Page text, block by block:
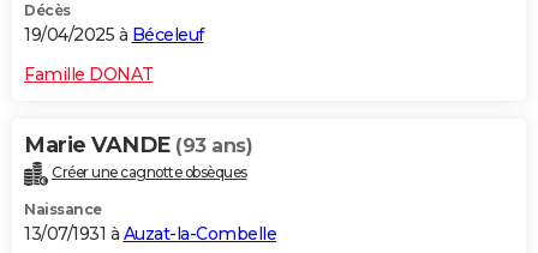
Décès
19/04/2025 à Béceleuf
Famille DONAT
Marie VANDE (93 ans)
Créer une cagnotte obsèques
Naissance
13/07/1931 à Auzat-la-Combelle